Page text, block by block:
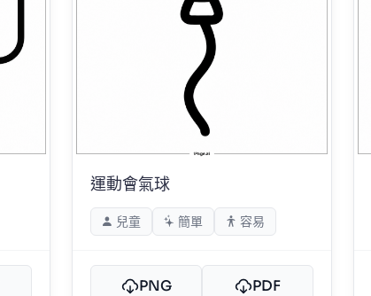
運動會氣球
兒童 簡單 容易
PNG PDF